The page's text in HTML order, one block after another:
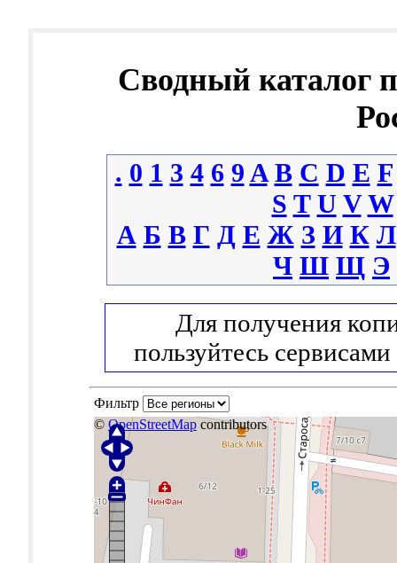
Сводный каталог
. 0 1 3 4 6 9 A B C D E F
S T U V W
А Б В Г Д Е Ж З И К Л
Ч Ш Щ Э
Для получения
пользуйтесь сервисами
Фильтр
© OpenStreetMap contributors